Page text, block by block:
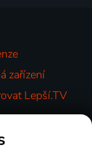
zařízení
Lepší.TV